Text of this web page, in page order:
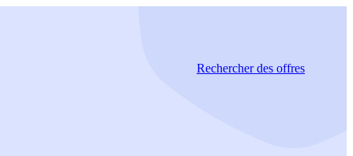
Rechercherdes offres